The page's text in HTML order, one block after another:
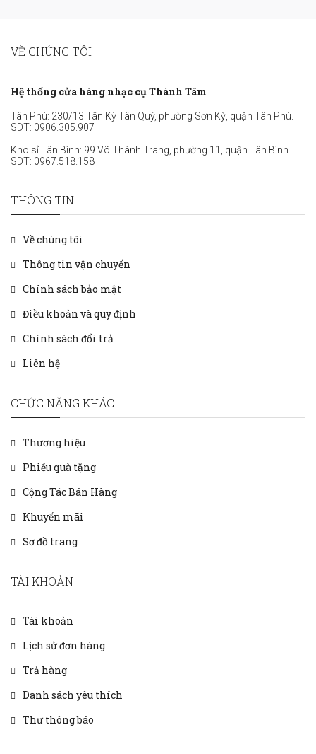
VỀ CHÚNG TÔI
Hệ thống cửa hàng nhạc cụ Thành Tâm
Tân Phú: 230/13 Tân Kỳ Tân Quý, phường Sơn Kỳ, quận Tân Phú.
SDT: 0906.305.907
Kho sỉ Tân Bình: 99 Võ Thành Trang, phường 11, quận Tân Bình.
SDT: 0967.518.158
THÔNG TIN
Về chúng tôi
Thông tin vận chuyển
Chính sách bảo mật
Điều khoản và quy định
Chính sách đổi trả
Liên hệ
CHỨC NĂNG KHÁC
Thương hiệu
Phiếu quà tặng
Cộng Tác Bán Hàng
Khuyến mãi
Sơ đồ trang
TÀI KHOẢN
Tài khoản
Lịch sử đơn hàng
Trả hàng
Danh sách yêu thích
Thư thông báo